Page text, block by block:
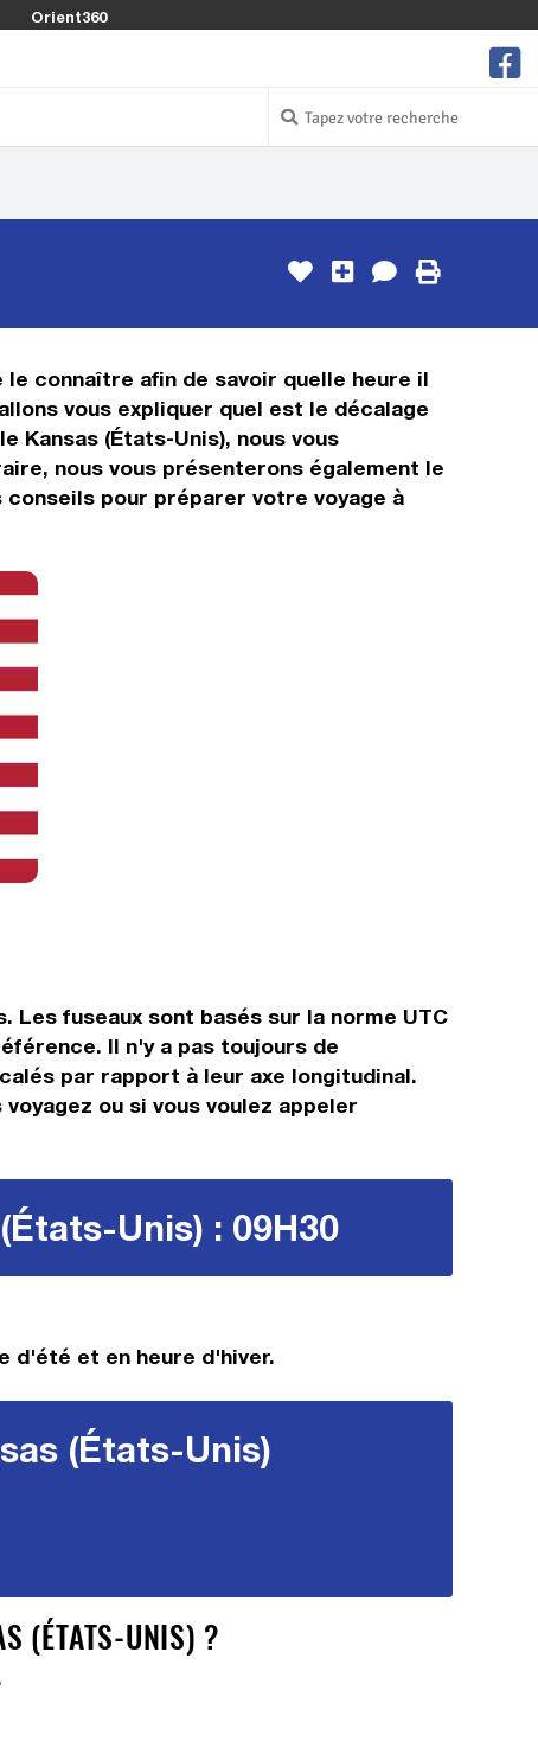
Orient360
connaître afin de savoir quelle heure il
vous expliquer quel est le décalage
(États-Unis), nous vous
nous vous présenterons également le
pour préparer votre voyage à
Les fuseaux sont basés sur la norme UTC
Il n'y a pas toujours de
par rapport à leur axe longitudinal.
ou si vous voulez appeler
Unis) : 09H30
d'été et en heure d'hiver.
(États-Unis)
(ÉTATS-UNIS) ?